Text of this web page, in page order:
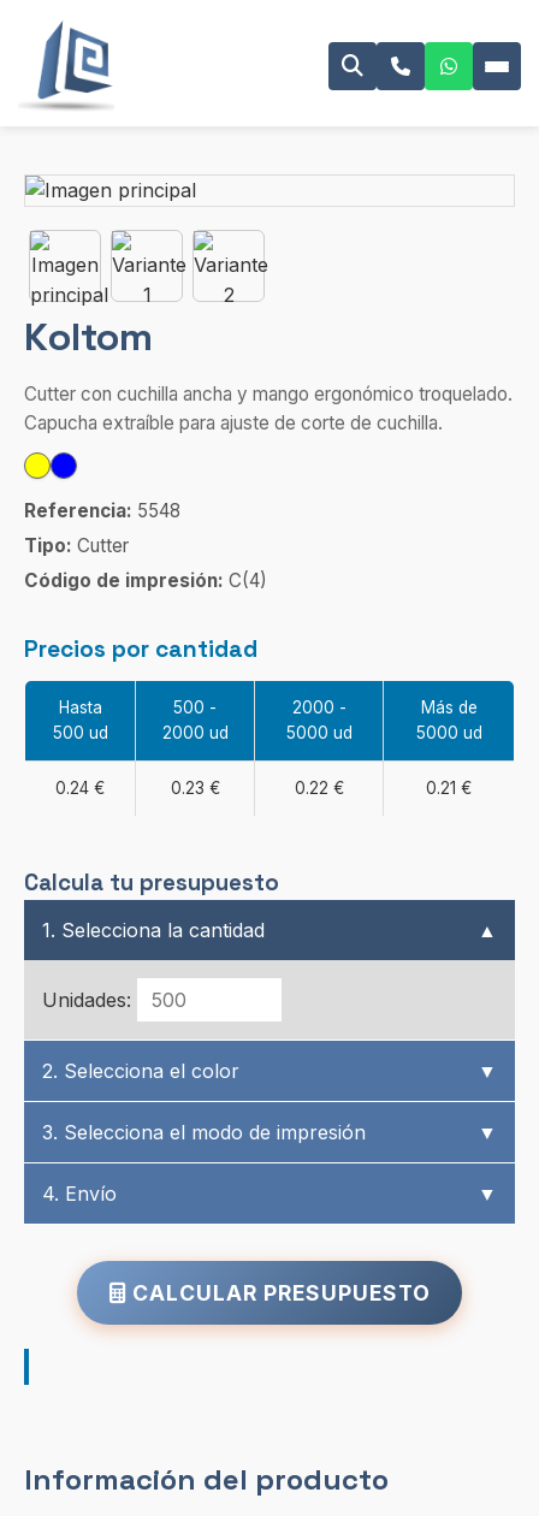
Koltom
Cutter con cuchilla ancha y mango ergonómico troquelado.
Capucha extraíble para ajuste de corte de cuchilla.
Referencia: 5548
Tipo: Cutter
Código de impresión: C(4)
Precios por cantidad
Hasta
500 ud
500 -
2000 ud
2000 -
5000 ud
Más de
5000 ud
0.24 € 0.23 € 0.22 € 0.21 €
Calcula tu presupuesto
1. Selecciona la cantidad ▲
Unidades:
2. Selecciona el color ▼
3. Selecciona el modo de impresión ▼
4. Envío ▼
CALCULAR PRESUPUESTO
Información del producto